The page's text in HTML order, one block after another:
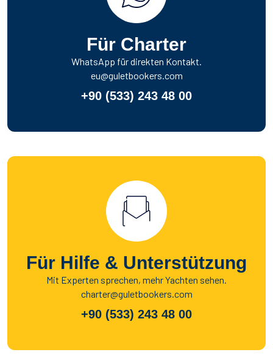
Für Charter
WhatsApp für direkten Kontakt.
eu@guletbookers.com
+90 (533) 243 48 00
Für Hilfe & Unterstützung
Mit Experten sprechen, mehr Yachten sehen.
charter@guletbookers.com
+90 (533) 243 48 00